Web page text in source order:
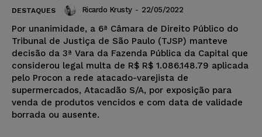
DESTAQUES Ricardo Krusty - 22/05/2022
Por unanimidade, a 6ª Câmara de Direito Público do
Tribunal de Justiça de São Paulo (TJSP) manteve
decisão da 3ª Vara da Fazenda Pública da Capital que
considerou legal multa de R$ R$ 1.086.148.79 aplicada
pelo Procon a rede atacado-varejista de
supermercados, Atacadão S/A, por exposição para
venda de produtos vencidos e com data de validade
borrada ou ausente.